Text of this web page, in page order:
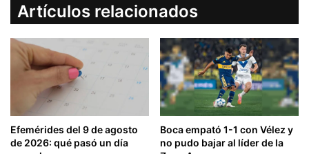
Artículos relacionados
Efemérides del 9 de agosto
de 2026: qué pasó un día
Boca empató 1-1 con Vélez y
no pudo bajar al líder de la